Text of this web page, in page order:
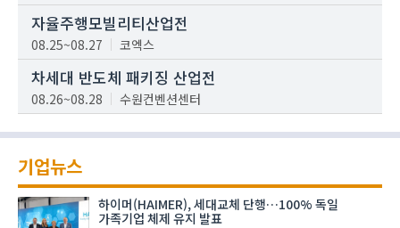
자율주행모빌리티산업전
08.25~08.27 코엑스
차세대 반도체 패키징 산업전
08.26~08.28 수원컨벤션센터
기업뉴스
하이머(HAIMER), 세대교체 단행…100% 독일
가족기업 체제 유지 발표